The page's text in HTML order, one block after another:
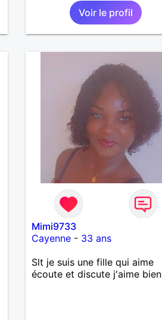
Voir le profil
Mimi9733
Cayenne - 33 ans
Slt je suis une fille qui aime
écoute et discute j'aime bien